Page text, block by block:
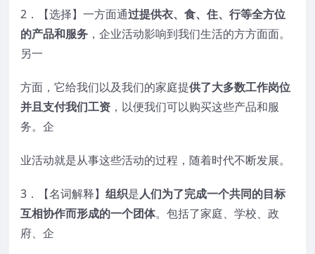
2．【选择】一方面通过提供衣、食、住、行等全方位
的产品和服务 ，企业活动影响到我们生活的方方面面。
另一
方面，它给我们以及我们的家庭提供了大多数工作岗位
并且支付我们工资 ，以便我们可以购买这些产品和服
务。企
业活动就是从事这些活动的过程，随着时代不断发展。
3．【名词解释】 组织是人们为了完成一个共同的目标
互相协作而形成的一个团体。包括了家庭、学校、政
府、企